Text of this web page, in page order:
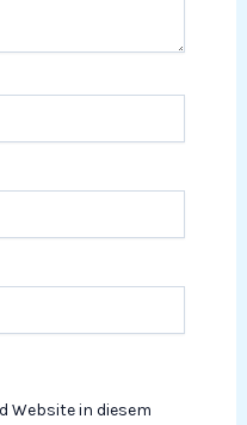
Website in diesem